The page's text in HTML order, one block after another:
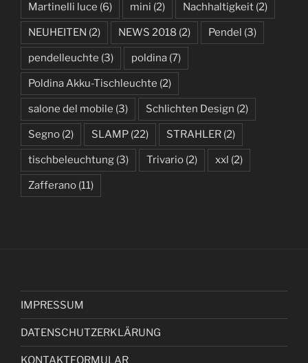
Martinelli luce (6) mini (2) Nachhaltigkeit (2)
NEUHEITEN (2) NEWS 2018 (2) Pendel (3)
pendelleuchte (3) poldina (7)
Poldina Akku-Tischleuchte (2)
salone del mobile (3) Schlichten Design (2)
Segno (2) SLAMP (22) STRAHLER (2)
tischbeleuchtung (3) Trivario (2) xxl (2)
Zafferano (11)
IMPRESSUM
DATENSCHUTZERKLÄRUNG
KONTAKTFORMULAR